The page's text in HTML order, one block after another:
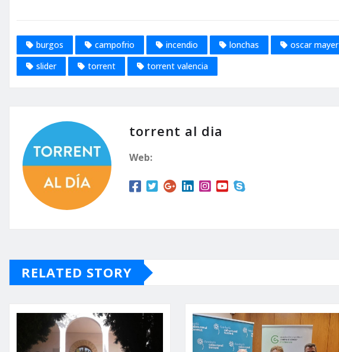
burgos campofrio incendio lonchas oscar mayer
slider
torrent torrent valencia
torrent al dia
Web:
RELATED STORY